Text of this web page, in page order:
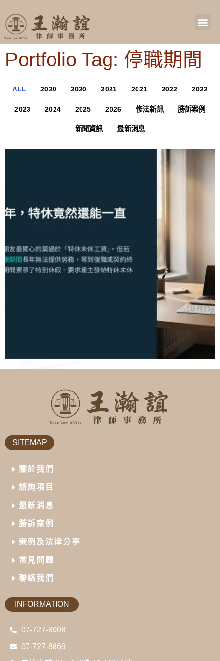
Portfolio Tag: 停職期間
ALL 2020 2020 2021 2021 2022 2022
2023 2024 2025 2026 修法新訊 勝訴案例
新聞資訊 最新消息
SITEMAP
關於我們
諮詢項目
最新消息
勝訴案例
案例及法律分享
常見問題
聯絡我們
INFORMATION
07-727-8008
07-727-8869